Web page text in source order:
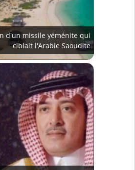
d'un missile yéménite qui
ciblait l'Arabie Saoudite